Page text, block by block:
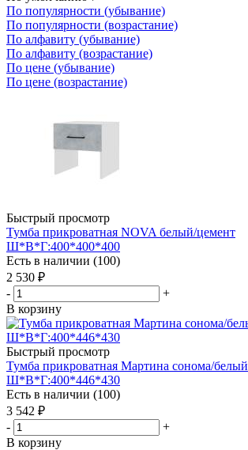
По популярности (убывание)
По популярности (возрастание)
По алфавиту (убывание)
По алфавиту (возрастание)
По цене (убывание)
По цене (возрастание)
Быстрый просмотр
Тумба прикроватная NOVA белый/цемент
Ш*В*Г:400*400*400
Есть в наличии (100)
2 530 ₽
-
+
В корзину
Быстрый просмотр
Тумба прикроватная Мартина сонома/белый
Ш*В*Г:400*446*430
Есть в наличии (100)
3 542 ₽
-
+
В корзину